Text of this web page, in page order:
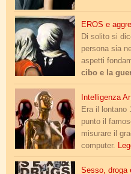
larm-00.jpg
EROS e
Di solito si
persona sia
aspetti
cibo e la
ai_porn_0.jpg
Intelligenza
Era il lontano
punto il
misurare il
computer.
sex_drugs_rock.jpgSesso, droga